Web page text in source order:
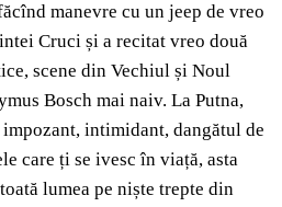
manevre cu un jeep de vreo
Cruci și a recitat vreo două
scene din Vechiul și Noul
Bosch mai naiv. La Putna,
intimidant, dangătul de
care ți se ivesc în viață, asta
lumea pe niște trepte din